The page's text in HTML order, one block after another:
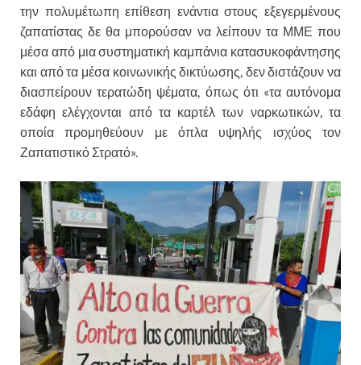
την πολυμέτωπη επίθεση ενάντια στους εξεγερμένους
ζαπατίστας δε θα μπορούσαν να λείπουν τα ΜΜΕ που
μέσα από μια συστηματική καμπάνια κατασυκοφάντησης
και από τα μέσα κοινωνικής δικτύωσης, δεν διστάζουν να
διασπείρουν τερατώδη ψέματα, όπως ότι «τα αυτόνομα
εδάφη ελέγχονται από τα καρτέλ των ναρκωτικών, τα
οποία προμηθεύουν με όπλα υψηλής ισχύος τον
Ζαπατιστικό Στρατό».